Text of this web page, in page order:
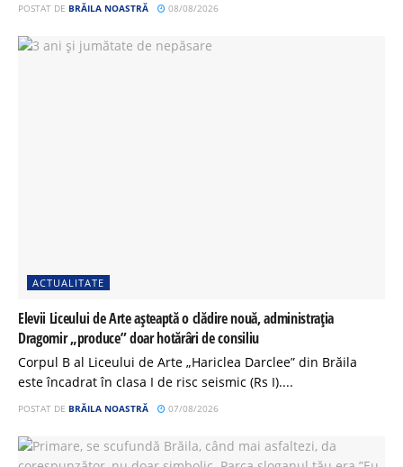
POSTAT DE BRĂILA NOASTRĂ 08/08/2026
ACTUALITATE
Elevii Liceului de Arte așteaptă o clădire nouă, administrația
Dragomir „produce” doar hotărâri de consiliu
Corpul B al Liceului de Arte „Hariclea Darclee” din Brăila
este încadrat în clasa I de risc seismic (Rs I)....
POSTAT DE BRĂILA NOASTRĂ 07/08/2026